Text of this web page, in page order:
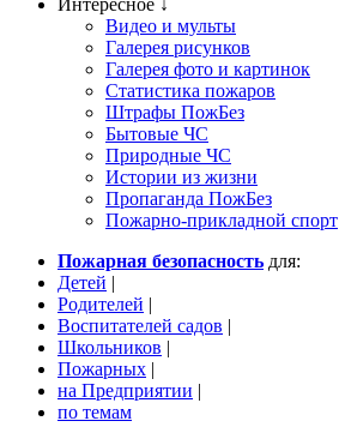
Интересное ↓
Видео и мульты
Галерея рисунков
Галерея фото и картинок
Статистика пожаров
Штрафы ПожБез
Бытовые ЧС
Природные ЧС
Истории из жизни
Пропаганда ПожБез
Пожарно-прикладной спорт
Пожарная безопасность для:
Детей |
Родителей |
Воспитателей садов |
Школьников |
Пожарных |
на Предприятии |
по темам